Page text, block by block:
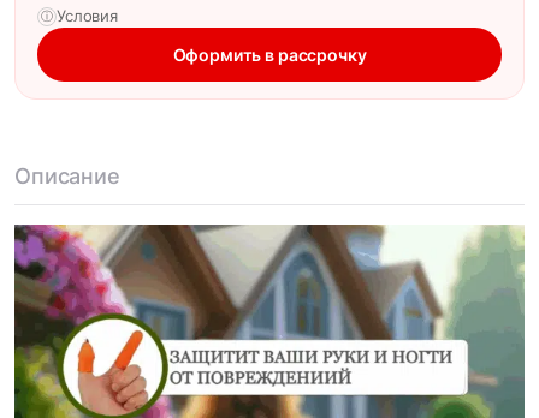
ⓘ Условия
Оформить в рассрочку
Описание